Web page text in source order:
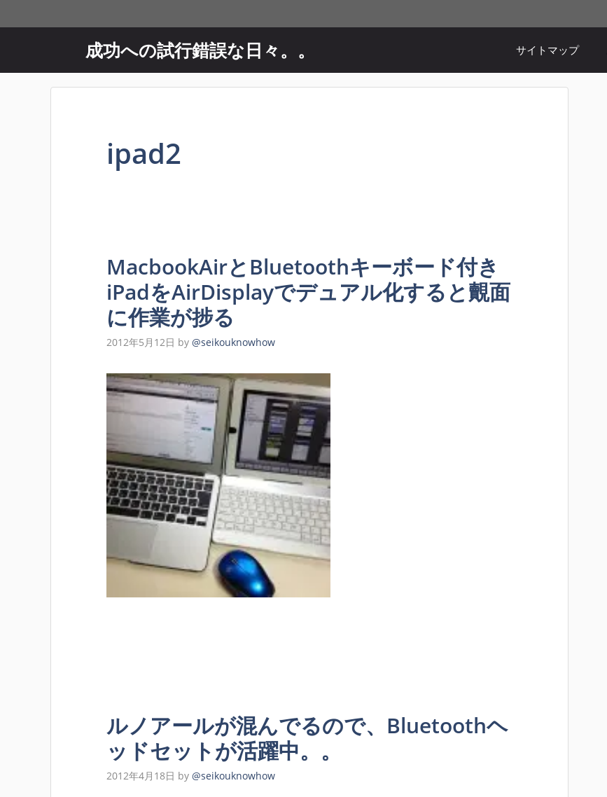
ン
ツ
成功への試行錯誤な日々。。 サイトマップ
ipad2
MacbookAirとBluetoothキーボード付き
iPadをAirDisplayでデュアル化すると覿面
に作業が捗る
2012年5月12日 by @seikouknowhow
ルノアールが混んでるので、Bluetoothヘ
ッドセットが活躍中。。
2012年4月18日 by @seikouknowhow